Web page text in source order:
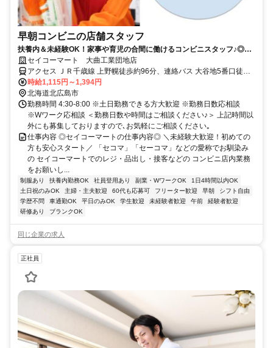
早朝コンビニの店舗スタッフ
扶養内＆未経験OK！家事や育児の合間に働けるコンビニスタッフ♪◎週
1日～OK
セイコーマート 大曲工業団地店
アクセス ＪＲ千歳線 上野幌徒歩約96分、連絡バス 大谷地5番口徒歩
約114分、札幌市営東西線 大谷地5番口徒歩約114分
時給1,115円～1,394円
北海道北広島市
勤務時間 4:30-8:00 ※土日勤務できる方大歓迎 ※勤務日数応相談
※Wワーク応相談 ＜勤務日数や時間はご相談ください♪＞ 上記時間以
外にも募集しておりますので､お気軽にご相談ください｡
仕事内容 ◎セイコーマートの仕事内容◎ ＼未経験大歓迎！初めての
方も安心スタート／ 「セコマ」「セーコマ」などの愛称でお馴染み
の セイコーマートでのレジ・品出し・接客などの コンビニ店内業務
をお願いし...
制服あり 扶養内勤務OK 社員登用あり 副業・WワークOK
1日4時間以内OK
土日祝のみOK
主婦・主夫歓迎 60代も応募可 フリーター歓迎 早朝
シフト自由
学歴不問
車通勤OK 平日のみOK 学生歓迎 未経験者歓迎 午前
経験者歓迎
研修あり
ブランクOK
同じ企業の求人
正社員